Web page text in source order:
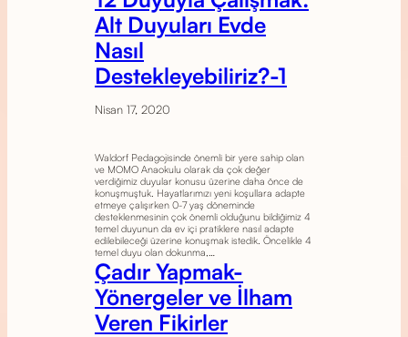
Alt Duyuları Evde
Nasıl
Destekleyebiliriz?-1
Nisan 17, 2020
Waldorf Pedagojisinde önemli bir yere sahip olan
ve MOMO Anaokulu olarak da çok değer
verdiğimiz duyular konusu üzerine daha önce de
konuşmuştuk. Hayatlarımızı yeni koşullara adapte
etmeye çalışırken 0-7 yaş döneminde
desteklenmesinin çok önemli olduğunu bildiğimiz 4
temel duyunun da ev içi pratiklere nasıl adapte
edilebileceği üzerine konuşmak istedik. Öncelikle 4
temel duyu olan dokunma,…
Çadır Yapmak-
Yönergeler ve İlham
Veren Fikirler